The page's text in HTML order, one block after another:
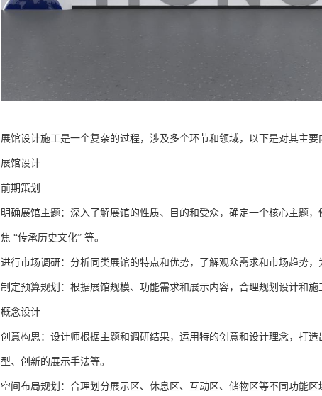
展馆设计施工是一个复杂的过程，涉及多个环节和领域，以下是对其主要
展馆设计
前期策划
明确展馆主题：深入了解展馆的性质、目的和受众，确定一个核心主题
焦 “传承历史文化” 等。
进行市场调研：分析同类展馆的特点和优势，了解观众需求和市场趋势，
制定预算规划：根据展馆规模、功能需求和展示内容，合理规划设计和施
概念设计
创意构思：设计师根据主题和调研结果，运用特的创意和设计理念，打
型、创新的展示手法等。
空间布局规划：合理划分展示区、休息区、互动区、储物区等不同功能